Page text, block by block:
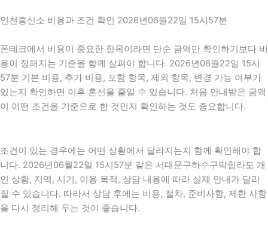
인천흥신소 비용과 조건 확인 2026년06월22일 15시57분
폰테크에서 비용이 중요한 항목이라면 단순 금액만 확인하기보다 비
용이 정해지는 기준을 함께 살펴야 합니다. 2026년06월22일 15시
57분 기본 비용, 추가 비용, 포함 항목, 제외 항목, 변경 가능 여부가
있는지 확인하면 이후 혼선을 줄일 수 있습니다. 처음 안내받은 금액
이 어떤 조건을 기준으로 한 것인지 확인하는 것도 중요합니다.
조건이 있는 경우에는 어떤 상황에서 달라지는지 함께 확인해야 합
니다. 2026년06월22일 15시57분 같은 서대문구하수구막힘라도 개
인 상황, 지역, 시기, 이용 목적, 상담 내용에 따라 실제 안내가 달라
질 수 있습니다. 따라서 상담 후에는 비용, 절차, 준비사항, 제한 사항
을 다시 정리해 두는 것이 좋습니다.